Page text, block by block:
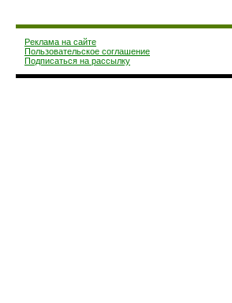
Реклама на сайте
Пользовательское соглашение
Подписаться на рассылку